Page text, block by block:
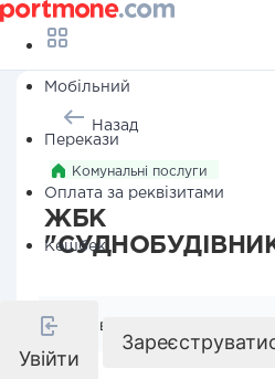
Мобільний
Перекази
Оплата за реквізитами
Кешбек
Увійти
Назад
Комунальні послуги
ЖБК
Реквізити компанії